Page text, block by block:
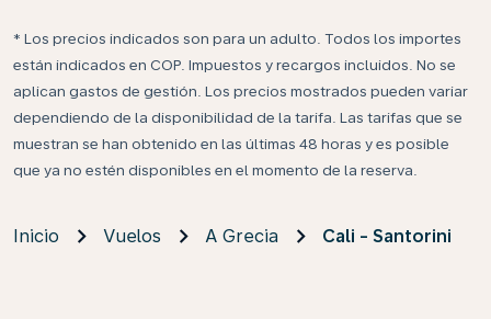
* Los precios indicados son para un adulto. Todos los importes
están indicados en COP. Impuestos y recargos incluidos. No se
aplican gastos de gestión. Los precios mostrados pueden variar
dependiendo de la disponibilidad de la tarifa. Las tarifas que se
muestran se han obtenido en las últimas 48 horas y es posible
que ya no estén disponibles en el momento de la reserva.
Inicio Vuelos A Grecia Cali - Santorini